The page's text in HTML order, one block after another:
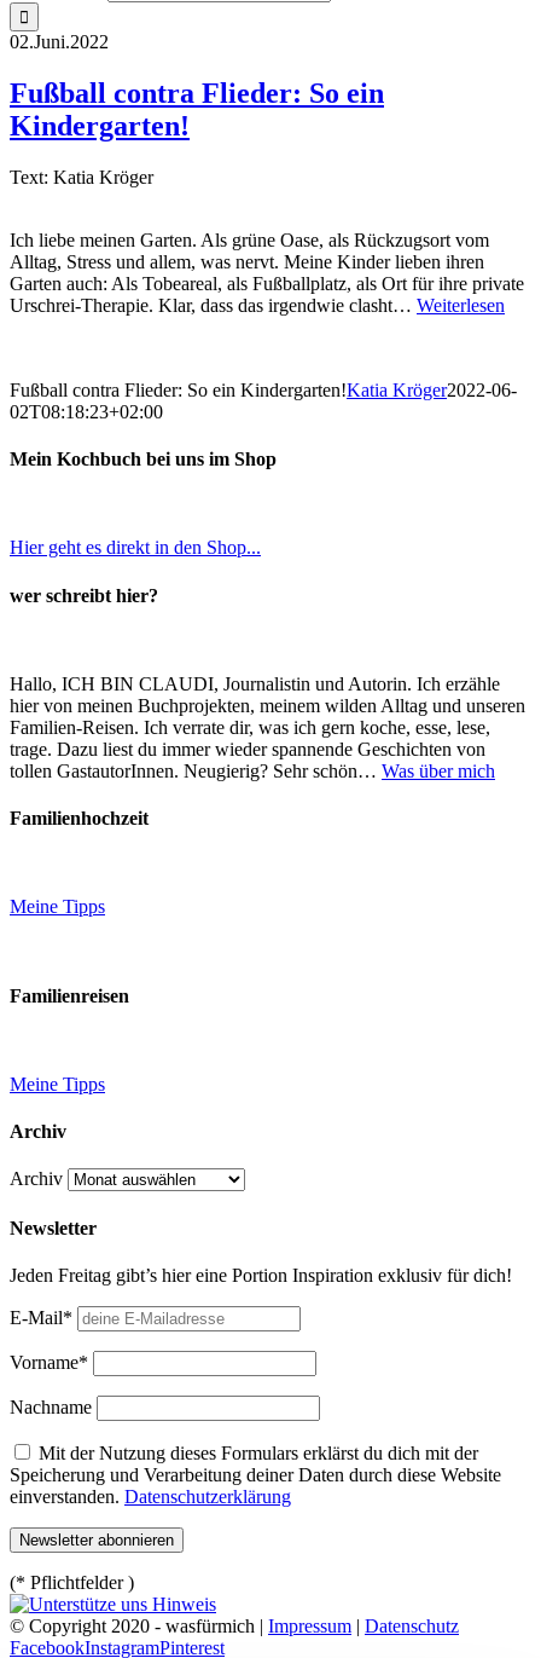
02.Juni.2022
Fußball contra Flieder: So ein
Kindergarten!
Text: Katia Kröger
Ich liebe meinen Garten. Als grüne Oase, als Rückzugsort vom
Alltag, Stress und allem, was nervt. Meine Kinder lieben ihren
Garten auch: Als Tobeareal, als Fußballplatz, als Ort für ihre private
Urschrei-Therapie. Klar, dass das irgendwie clasht… Weiterlesen
Fußball contra Flieder: So ein Kindergarten!Katia Kröger2022-06-
02T08:18:23+02:00
Mein Kochbuch bei uns im Shop
Hier geht es direkt in den Shop...
wer schreibt hier?
Hallo, ICH BIN CLAUDI, Journalistin und Autorin. Ich erzähle
hier von meinen Buchprojekten, meinem wilden Alltag und unseren
Familien-Reisen. Ich verrate dir, was ich gern koche, esse, lese,
trage. Dazu liest du immer wieder spannende Geschichten von
tollen GastautorInnen. Neugierig? Sehr schön… Was über mich
Familienhochzeit
Meine Tipps
Familienreisen
Meine Tipps
Archiv
Archiv
Newsletter
Jeden Freitag gibt’s hier eine Portion Inspiration exklusiv für dich!
E-Mail*
Vorname*
Nachname
Mit der Nutzung dieses Formulars erklärst du dich mit der
Speicherung und Verarbeitung deiner Daten durch diese Website
einverstanden. Datenschutzerklärung
(* Pflichtfelder )
© Copyright 2020 - wasfürmich | Impressum | Datenschutz
FacebookInstagramPinterest